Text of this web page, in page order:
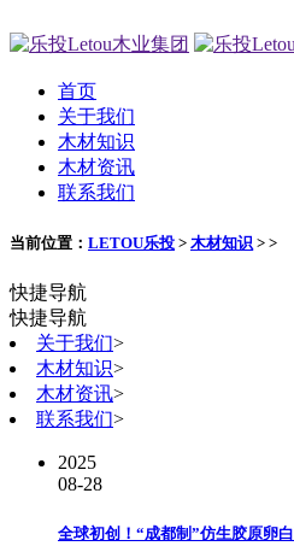
首页
关于我们
木材知识
木材资讯
联系我们
当前位置： LETOU乐投 > 木材知识 > >
快捷导航
快捷导航
关于我们>
木材知识>
木材资讯>
联系我们>
2025
08-28
全球初创！“成都制”仿生胶原卵